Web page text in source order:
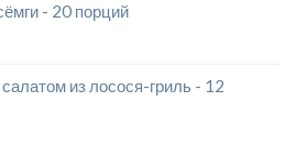
- 20 порций
салатом из лосося-гриль - 12